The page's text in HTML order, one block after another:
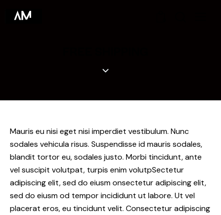
Mauris eu nisi eget nisi imperdiet vestibulum. Nunc
sodales vehicula risus. Suspendisse id mauris sodales,
blandit tortor eu, sodales justo. Morbi tincidunt, ante
vel suscipit volutpat, turpis enim volutpSectetur
adipiscing elit, sed do eiusm onsectetur adipiscing elit,
sed do eiusm od tempor incididunt ut labore. Ut vel
placerat eros, eu tincidunt velit. Consectetur adipiscing